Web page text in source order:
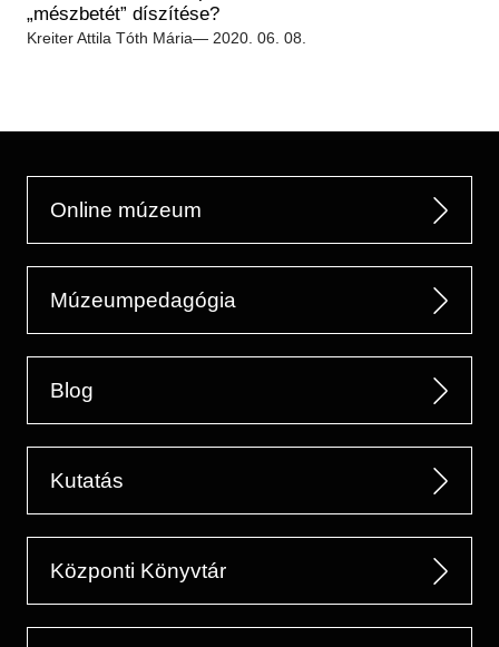
Régészet
Tagintézmények
Képcsarnok
„mészbetét” díszítése?
Kreiter Attila Tóth Mária— 2020. 06. 08.
Online múzeum
Múzeumpedagógia
Blog
Kutatás
Központi Könyvtár